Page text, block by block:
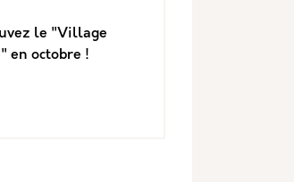
le "Village
en octobre !